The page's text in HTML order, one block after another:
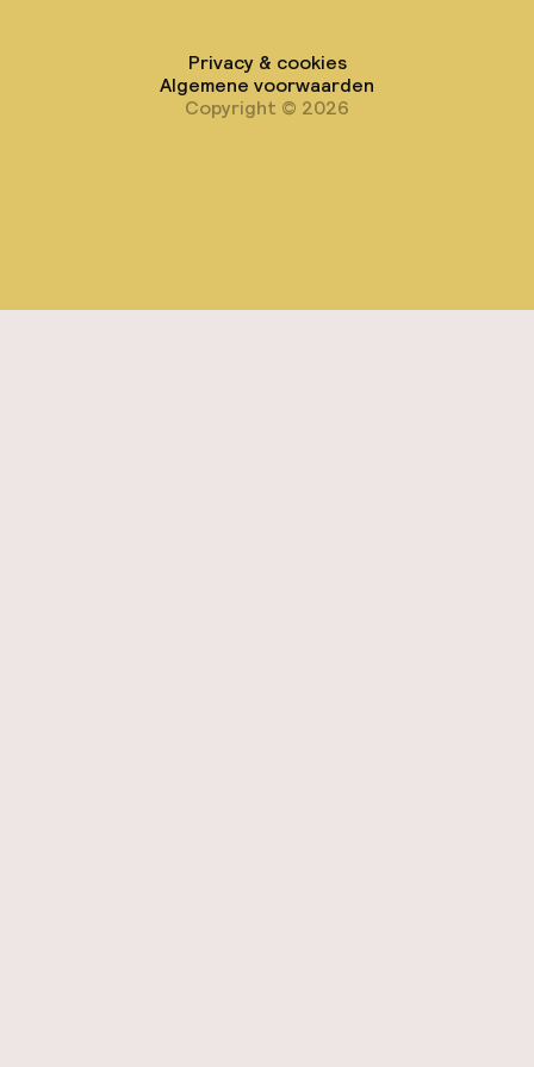
Privacy & cookies
Algemene voorwaarden
Copyright © 2026